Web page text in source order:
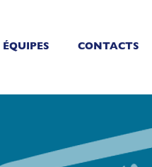
ÉQUIPES CONTACTS